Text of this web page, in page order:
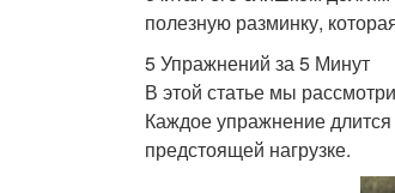
полезную разминку,
5 Упражнений за 5 Минут
В этой статье мы
Каждое упражнение
предстоящей нагрузке.